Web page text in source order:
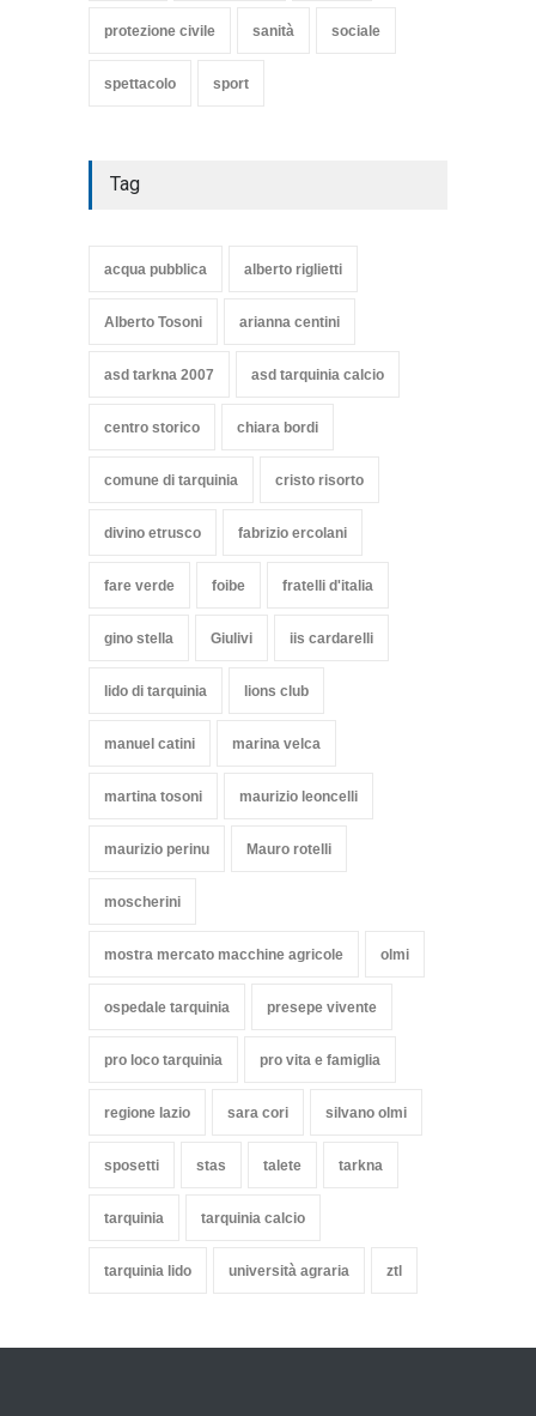
protezione civile sanità sociale
spettacolo sport
Tag
acqua pubblica alberto riglietti
Alberto Tosoni arianna centini
asd tarkna 2007 asd tarquinia calcio
centro storico chiara bordi
comune di tarquinia cristo risorto
divino etrusco fabrizio ercolani
fare verde foibe fratelli d'italia
gino stella Giulivi iis cardarelli
lido di tarquinia lions club
manuel catini marina velca
martina tosoni maurizio leoncelli
maurizio perinu Mauro rotelli
moscherini
mostra mercato macchine agricole olmi
ospedale tarquinia presepe vivente
pro loco tarquinia pro vita e famiglia
regione lazio sara cori silvano olmi
sposetti stas talete tarkna
tarquinia tarquinia calcio
tarquinia lido università agraria ztl